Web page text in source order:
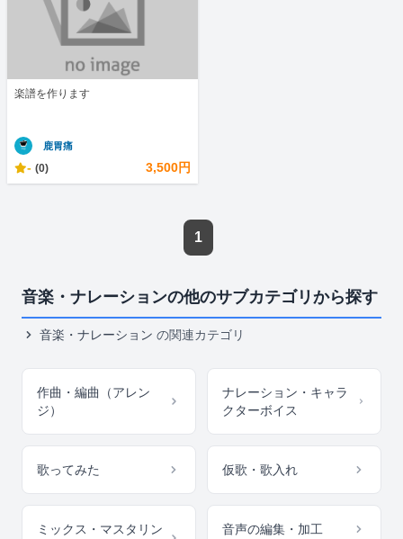
楽譜を作ります
鹿胃痛
- (0) 3,500円
1
音楽・ナレーションの他のサブカテゴリから探す
音楽・ナレーション の関連カテゴリ
作曲・編曲（アレン
ジ）
ナレーション・キャラ
クターボイス
歌ってみた 仮歌・歌入れ
ミックス・マスタリン
音声の編集・加工